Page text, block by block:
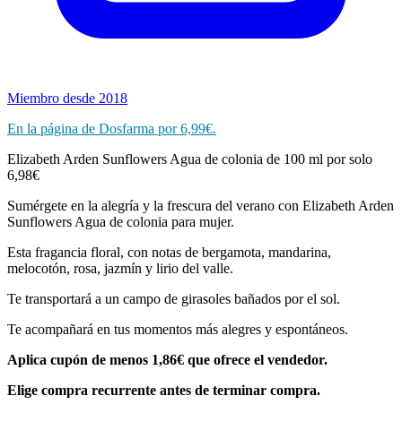
Miembro desde 2018
En la página de Dosfarma por 6,99€.
Elizabeth Arden Sunflowers Agua de colonia de 100 ml por solo
6,98€
Sumérgete en la alegría y la frescura del verano con Elizabeth Arden
Sunflowers Agua de colonia para mujer.
Esta fragancia floral, con notas de bergamota, mandarina,
melocotón, rosa, jazmín y lirio del valle.
Te transportará a un campo de girasoles bañados por el sol.
Te acompañará en tus momentos más alegres y espontáneos.
Aplica cupón de menos 1,86€ que ofrece el vendedor.
Elige compra recurrente antes de terminar compra.